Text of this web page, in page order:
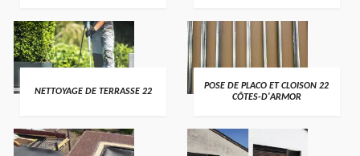
NETTOYAGE DE TERRASSE 22
POSE DE PLACO ET CLOISON 22
CÔTES-D'ARMOR